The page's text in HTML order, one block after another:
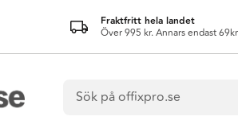
Fraktfritt hela landet
Över 995 kr. Annars endast 69kr